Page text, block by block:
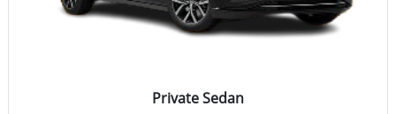
Private Sedan